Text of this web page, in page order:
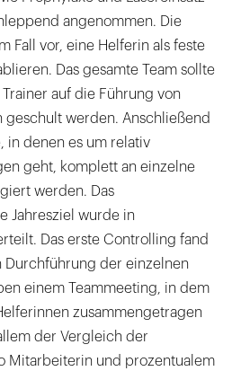
angenommen. Die
Fall vor, eine Helferin als feste
Das gesamte Team sollte
auf die Führung von
geschult werden. Anschließend
in denen es um relativ
geht, komplett an einzelne
werden. Das
Jahresziel wurde in
Das erste Controlling fand
Durchführung der einzelnen
einem Teammeeting, in dem
zusammengetragen
der Vergleich der
Mitarbeiterin und prozentualem